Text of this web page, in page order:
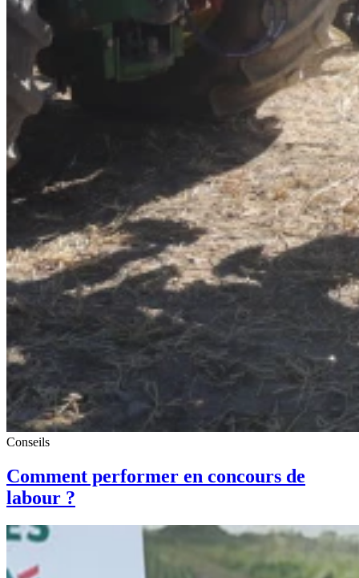
Conseils
Comment performer en concours de
labour ?